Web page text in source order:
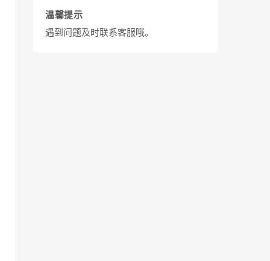
温馨提示
遇到问题及时联系客服哦。